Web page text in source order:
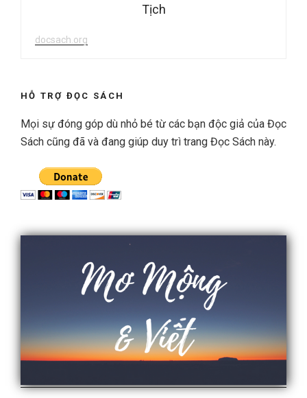
Tịch
docsach.org
HỖ TRỢ ĐỌC SÁCH
Mọi sự đóng góp dù nhỏ bé từ các bạn độc giả của Đọc
Sách cũng đã và đang giúp duy trì trang Đọc Sách này.